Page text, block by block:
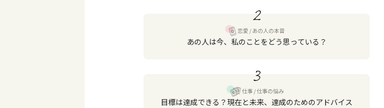
2
恋愛 あの人の本音
あの人は今、私のことをどう思っている？
3
仕事 仕事の悩み
目標は達成できる？現在と未来、達成のためのアドバイス